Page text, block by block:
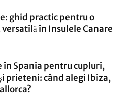
ghid practic pentru o
versatilă în Insulele Canare
în Spania pentru cupluri,
prieteni: când alegi Ibiza,